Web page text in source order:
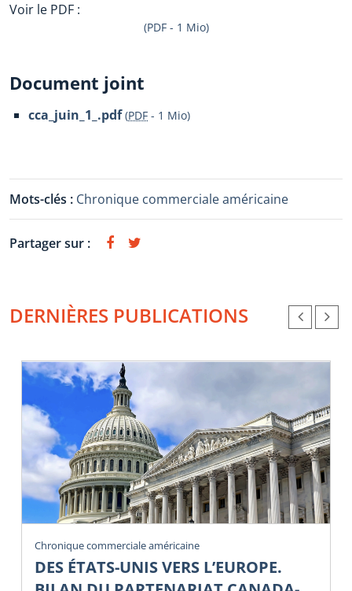
Voir le PDF :
(PDF - 1 Mio)
Document joint
cca_juin_1_.pdf (PDF - 1 Mio)
Mots-clés : Chronique commerciale américaine
Partager sur :
DERNIÈRES PUBLICATIONS
Chronique commerciale américaine
DES ÉTATS-UNIS VERS L’EUROPE.